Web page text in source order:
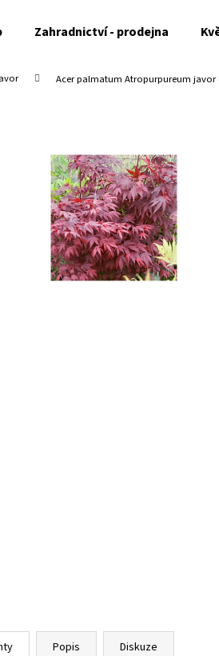
Zahradnictví - prodejna
Acer palmatum Atropurpureum javor
Popis Diskuze
potřebujete najít?
Doporučujeme